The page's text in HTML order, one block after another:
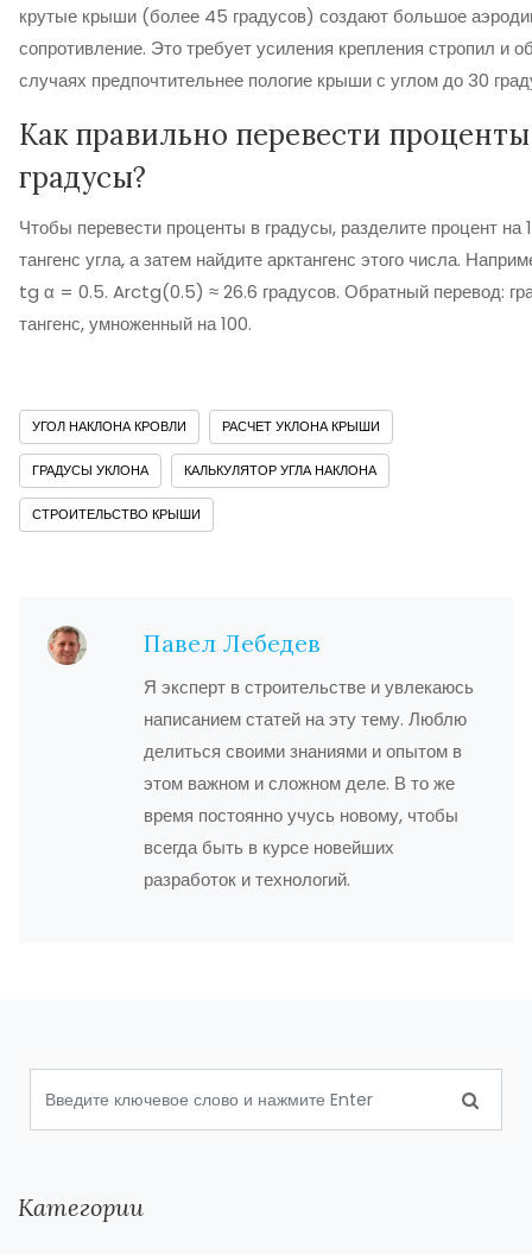
крутые крыши (более 45 градусов) создают большое
сопротивление. Это требует усиления крепления стропил и
случаях предпочтительнее пологие крыши с углом до 30
Как правильно перевести
градусы?
Чтобы перевести проценты в градусы, разделите процент на
тангенс угла, а затем найдите арктангенс этого числа.
tg α = 0.5. Arctg(0.5) ≈ 26.6 градусов. Обратный перевод:
тангенс, умноженный на 100.
УГОЛ НАКЛОНА КРОВЛИ РАСЧЕТ УКЛОНА КРЫШИ
ГРАДУСЫ УКЛОНА КАЛЬКУЛЯТОР УГЛА НАКЛОНА
СТРОИТЕЛЬСТВО КРЫШИ
Павел Лебедев
Я эксперт в строительстве и увлекаюсь
написанием статей на эту тему. Люблю
делиться своими знаниями и опытом в
этом важном и сложном деле. В то же
время постоянно учусь новому, чтобы
всегда быть в курсе новейших
разработок и технологий.
Категории